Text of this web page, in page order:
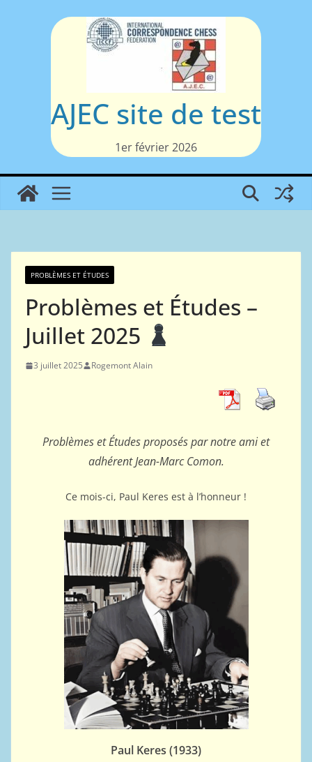
AJEC site de test
1er février 2026
PROBLÈMES ET ÉTUDES
Problèmes et Études –
Juillet 2025
3 juillet 2025 Rogemont Alain
Problèmes et Études proposés par notre ami et
adhérent Jean-Marc Comon.
Ce mois-ci, Paul Keres est à l’honneur !
Paul Keres (1933)